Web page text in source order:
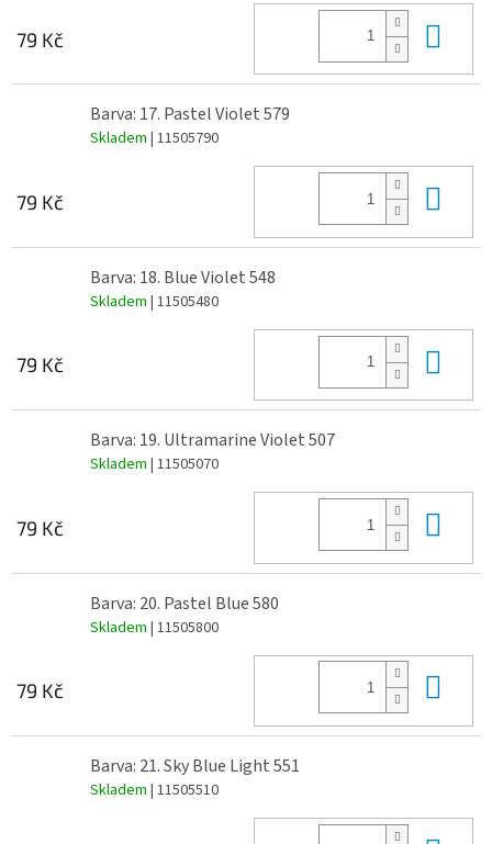
79 Kč
Barva: 17. Pastel Violet 579
Skladem | 11505790
79 Kč
Barva: 18. Blue Violet 548
Skladem | 11505480
79 Kč
Barva: 19. Ultramarine Violet 507
Skladem | 11505070
79 Kč
Barva: 20. Pastel Blue 580
Skladem | 11505800
79 Kč
Barva: 21. Sky Blue Light 551
Skladem | 11505510